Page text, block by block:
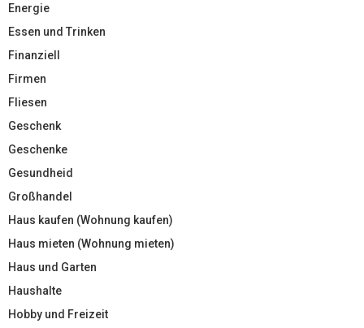
Energie
Essen und Trinken
Finanziell
Firmen
Fliesen
Geschenk
Geschenke
Gesundheid
Großhandel
Haus kaufen (Wohnung kaufen)
Haus mieten (Wohnung mieten)
Haus und Garten
Haushalte
Hobby und Freizeit